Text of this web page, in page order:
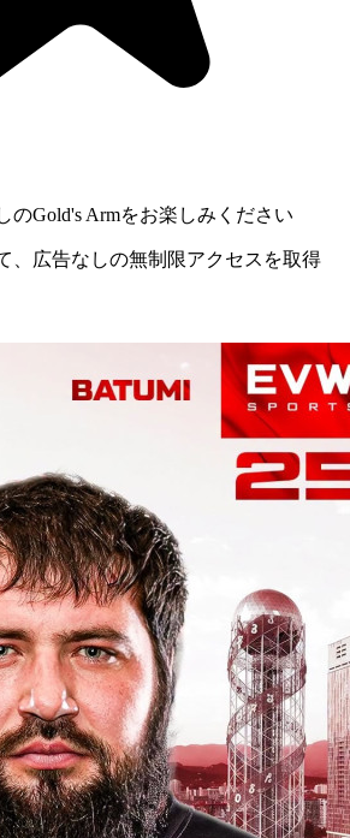
のGold's Armをお楽しみください
、広告なしの無制限アクセスを取得